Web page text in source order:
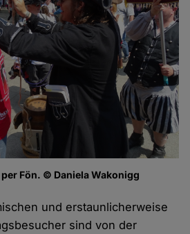
Fön. © Daniela Wakonigg
und erstaunlicherweise
sind von der